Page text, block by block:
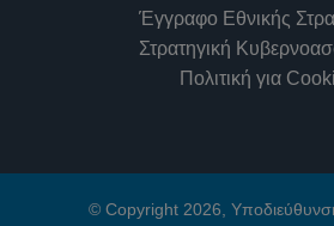
Έγγραφο Εθνικής
Στρατηγική
Πολιτική για
© Copyright 2026,